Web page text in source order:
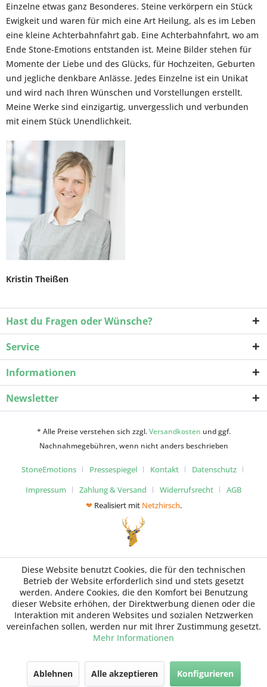
Einzelne etwas ganz Besonderes. Steine verkörpern ein Stück
Ewigkeit und waren für mich eine Art Heilung, als es im Leben
eine kleine Achterbahnfahrt gab. Eine Achterbahnfahrt, wo am
Ende Stone-Emotions entstanden ist. Meine Bilder stehen für
Momente der Liebe und des Glücks, für Hochzeiten, Geburten
und jegliche denkbare Anlässe. Jedes Einzelne ist ein Unikat
und wird nach Ihren Wünschen und Vorstellungen erstellt.
Meine Werke sind einzigartig, unvergesslich und verbunden
mit einem Stück Unendlichkeit.
Kristin Theißen
Hast du Fragen oder Wünsche?
Service
Informationen
Newsletter
* Alle Preise verstehen sich zzgl.Versandkosten und ggf.
Nachnahmegebühren, wenn nicht anders beschrieben
StoneEmotions Pressespiegel Kontakt
Datenschutz
Impressum
Zahlung & Versand Widerrufsrecht
AGB
❤ Realisiert mit Netzhirsch.
Diese Website benutzt Cookies, die für den technischen
Betrieb der Website erforderlich sind und stets gesetzt
werden. Andere Cookies, die den Komfort bei Benutzung
dieser Website erhöhen, der Direktwerbung dienen oder die
Interaktion mit anderen Websites und sozialen Netzwerken
vereinfachen sollen, werden nur mit Ihrer Zustimmung gesetzt.
Mehr Informationen
Ablehnen Alle akzeptieren Konfigurieren